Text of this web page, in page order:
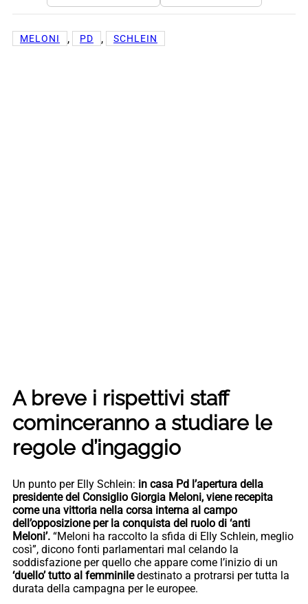
MELONI , PD , SCHLEIN
A breve i rispettivi staff
cominceranno a studiare le
regole d’ingaggio
Un punto per Elly Schlein: in casa Pd l’apertura della
presidente del Consiglio Giorgia Meloni, viene recepita
come una vittoria nella corsa interna al campo
dell’opposizione per la conquista del ruolo di ‘anti
Meloni’. “Meloni ha raccolto la sfida di Elly Schlein, meglio
così”, dicono fonti parlamentari mal celando la
soddisfazione per quello che appare come l’inizio di un
‘duello’ tutto al femminiledestinato a protrarsi per tutta la
durata della campagna per le europee.